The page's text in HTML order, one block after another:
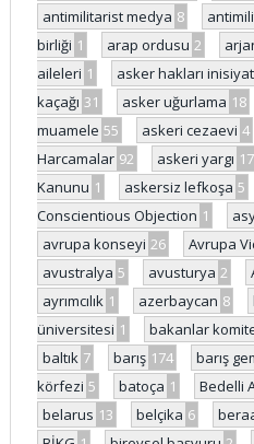
antimilitarist medya 8
birliği 1 arap ordusu 2
aileleri 1 asker hakları
kaçağı 31 asker uğurlama 18
muamele 55 askeri cezaevi 4
Harcamalar 92 askeri yargı 17
Kanunu 1 askersiz lefkoşa 5
Conscientious Objection 1
avrupa konseyi 26 Avrupa
avustralya 5 avusturya 2
ayrımcılık 1 azerbaycan 8
üniversitesi 1 bakanlar
baltık 7 barış 174 barış
körfezi 5 batoça 1 Bedelli
belarus 13 belçika 6